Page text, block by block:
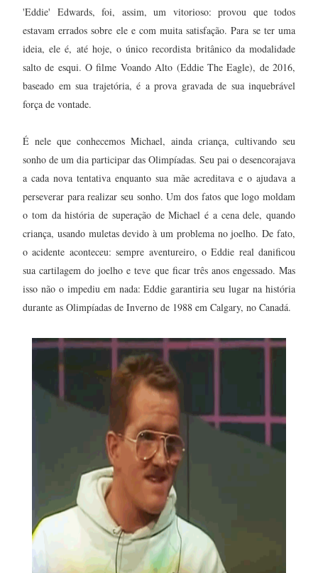
'Eddie' Edwards, foi, assim, um vitorioso: provou que todos
estavam errados sobre ele e com muita satisfação. Para se ter uma
ideia, ele é, até hoje, o único recordista britânico da modalidade
salto de esqui. O filme Voando Alto (Eddie The Eagle), de 2016,
baseado em sua trajetória, é a prova gravada de sua inquebrável
força de vontade.
É nele que conhecemos Michael, ainda criança, cultivando seu
sonho de um dia participar das Olimpíadas. Seu pai o desencorajava
a cada nova tentativa enquanto sua mãe acreditava e o ajudava a
perseverar para realizar seu sonho. Um dos fatos que logo moldam
o tom da história de superação de Michael é a cena dele, quando
criança, usando muletas devido à um problema no joelho. De fato,
o acidente aconteceu: sempre aventureiro, o Eddie real danificou
sua cartilagem do joelho e teve que ficar três anos engessado. Mas
isso não o impediu em nada: Eddie garantiria seu lugar na história
durante as Olimpíadas de Inverno de 1988 em Calgary, no Canadá.